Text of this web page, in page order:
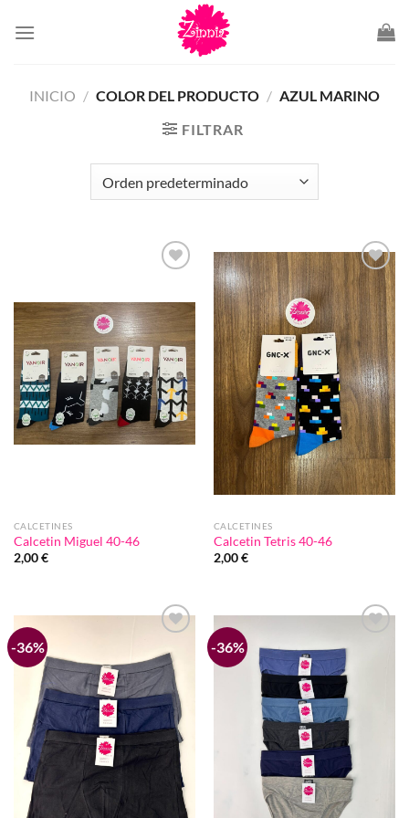
INICIO / COLOR DEL PRODUCTO / AZUL MARINO
FILTRAR
lista de
deseos
CALCETINES
Calcetin Miguel 40-46
2,00€
Añadir
a la
lista de
deseos
CALCETINES
Calcetin Tetris 40-46
2,00€
-36%
a la
lista de
deseos
-36%